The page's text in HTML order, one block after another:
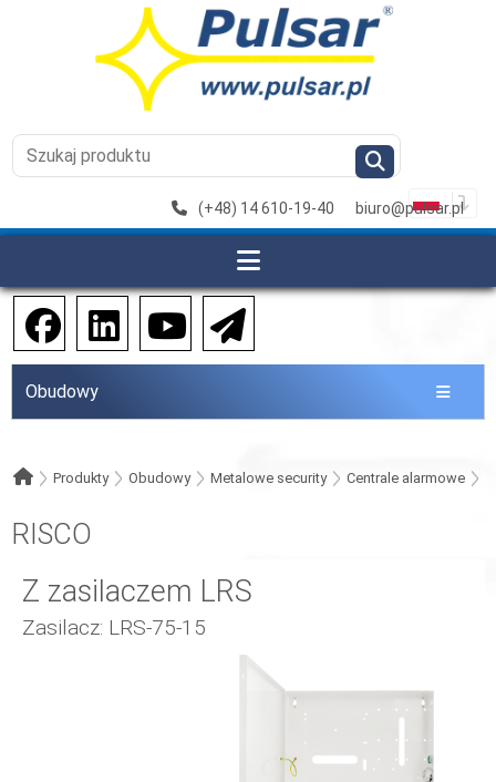
(+48) 14 610-19-40 biuro@pulsar.pl
Obudowy
Produkty Obudowy Metalowe security Centrale alarmowe
RISCO
Z zasilaczem LRS
Zasilacz: LRS-75-15